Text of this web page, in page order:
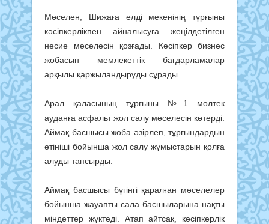
Мәселен, Шижаға елді мекенінің тұрғыны
кәсіпкерлікпен айналысуға жеңілдетілген
несие мәселесін қозғады. Кәсіпкер бизнес
жобасын мемлекеттік бағдарламалар
арқылы қаржыландыруды сұрады.
Арал қаласының тұрғыны №1 мөлтек
ауданға асфальт жол салу мәселесін көтерді.
Аймақ басшысы жоба әзірлеп, тұрғындардын
өтініші бойынша жол салу жұмыстарын қолға
алуды тапсырды.
Аймақ басшысы бүгінгі қаралған мәселелер
бойынша жауапты сала басшыларына нақты
міндеттер жүктеді. Атап айтсақ, кәсіпкерлік